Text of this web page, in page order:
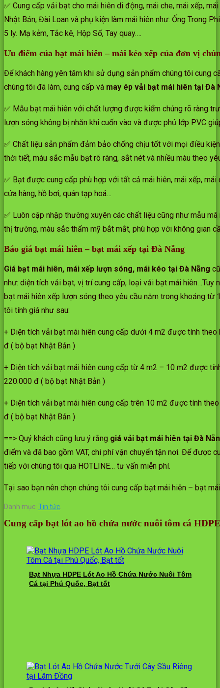
✅ Cung cấp vải bạt cho mái hiên di động, mái che, mái xếp,
Nhật Bản, Đài Loan và phụ kiện làm mái hiên như: Ống Trong
5 ly. Mạ kẻm, Tắc kê, Hộp Số, Tay quay….
Ưu điểm của bạt mái hiên – mái kéo xếp của đơn vị
Để khách hàng yên tâm khi sử dụng sản phẩm chúng tôi cung
chúng tôi đã làm, cung cấp và may ép vải bạt mái hiên tại Đà
✅ Mẫu bạt mái hiên với chất lượng được kiểm chúng rõ ràng
lượn sóng không bị nhăn khi cuốn vào và được phủ lớp PVC
✅ Chất liệu sản phẩm đảm bảo chống chịu tốt với mọi điều
thời tiết, màu sắc mẫu bạt rõ ràng, sắt nét và nhiều màu theo
✅ Bạt được cung cấp phù hợp với tất cả mái hiên, mái xếp,
cửa hàng, hồ bơi, quán tạp hoá…
✅ Luôn cập nhập thường xuyên các chất liệu cũng như mẫu
thị trường, màu sắc thẩm mỹ bắt mắt, phù hợp với không gian
Báo giá bạt mái hiên – bạt mái xếp tại Đà Nẵng
Giá bạt mái hiên, mái xếp lượn sóng, mái kéo tại Đà Nẵng
như: diện tích vải bạt, vị trí cung cấp, loại vải bạt mái hiên…Tuy
bạt mái hiên xếp lượn sóng theo yêu cầu nằm trong khoảng từ
tôi tính giá như sau:
+ Diện tích vải bạt mái hiên cung cấp dưới 4 m2 được tính
đ ( bộ bạt Nhật Bản )
+ Diện tích vải bạt mái hiên cung cấp từ 4 m2 – 10 m2 được
220.000 đ ( bộ bạt Nhật Bản )
+ Diện tích vải bạt mái hiên cung cấp trên 10 m2 được tính
đ ( bộ bạt Nhật Bản )
==> Quý khách cũng lưu ý rằng giá vải bạt mái hiên tại Đà
điểm và đã bao gồm VAT, chi phí vận chuyển tận nơi. Để được
tiếp với chúng tôi qua HOTLINE… tư vấn miễn phí.
Tại sao bạn nên chọn chúng tôi cung cấp bạt mái hiên – bạt
Danh mục: Tin tức
Cung cấp bạt lót ao hồ chứa nước nuôi tôm cá HDPE
Bạt Nhựa HDPE Lót Ao Hồ Chứa Nước Nuôi Tôm
Cá tại Phú Quốc, Bạt tốt